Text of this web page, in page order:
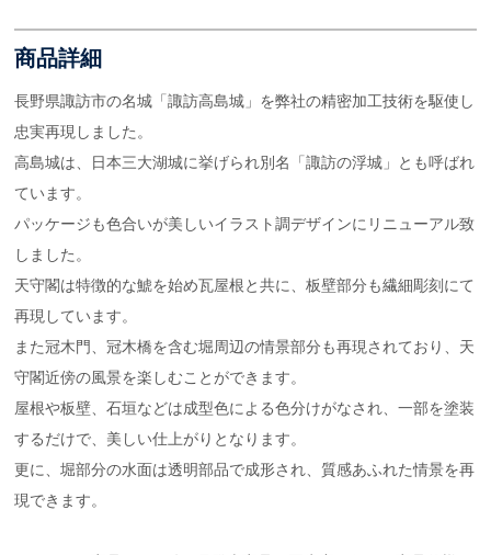
商品詳細
長野県諏訪市の名城「諏訪高島城」を弊社の精密加工技術を駆使し
忠実再現しました。
高島城は、日本三大湖城に挙げられ別名「諏訪の浮城」とも呼ばれ
ています。
パッケージも色合いが美しいイラスト調デザインにリニューアル致
しました。
天守閣は特徴的な鯱を始め瓦屋根と共に、板壁部分も繊細彫刻にて
再現しています。
また冠木門、冠木橋を含む堀周辺の情景部分も再現されており、天
守閣近傍の風景を楽しむことができます。
屋根や板壁、石垣などは成型色による色分けがなされ、一部を塗装
するだけで、美しい仕上がりとなります。
更に、堀部分の水面は透明部品で成形され、質感あふれた情景を再
現できます。